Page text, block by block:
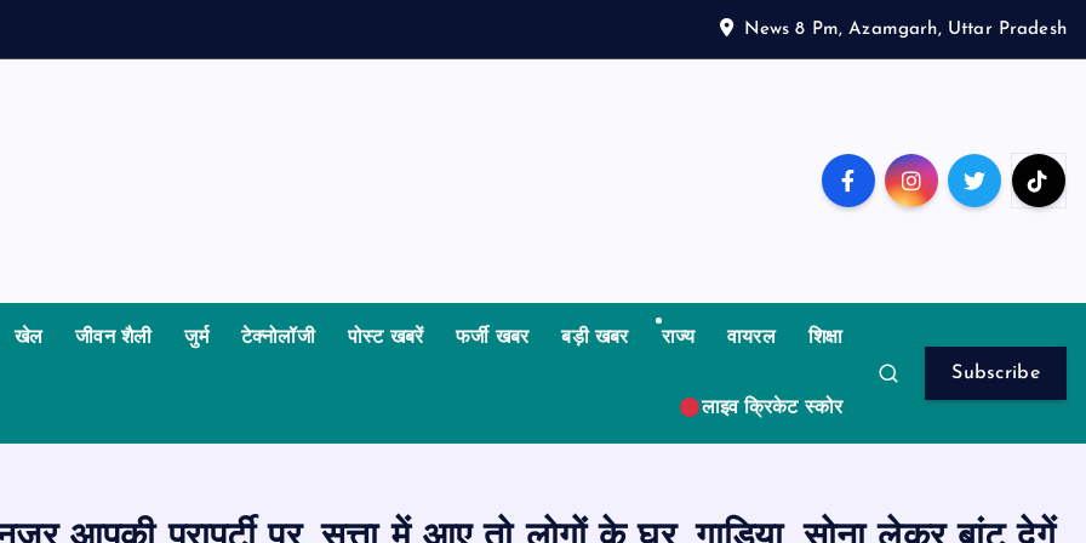
News 8 Pm, Azamgarh, Uttar Pradesh
खेल जीवन शैली जुर्म टेक्नोलॉजी पोस्ट खबरें फर्जी खबर बड़ी खबर राज्य वायरल शिक्षा
लाइव क्रिकेट स्कोर
Subscribe